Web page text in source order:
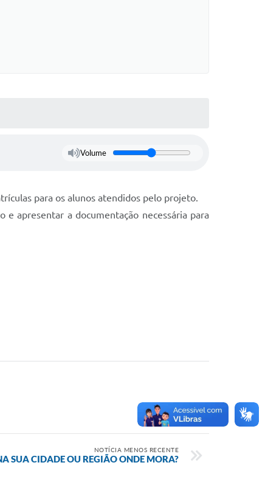
Volume
para os alunos atendidos pelo projeto.
apresentar a documentação necessária para
NOTÍCIA MENOS RECENTE
SUA CIDADE OU REGIÃO ONDE MORA?